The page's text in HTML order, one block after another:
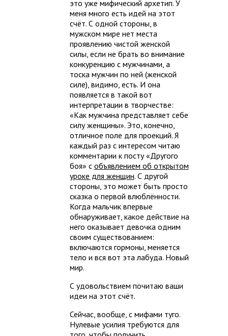
это уже мифический архетип. У
меня много есть идей на этот
счёт. С одной стороны, в
мужском мире нет места
проявлению чистой женской
силы, если не брать во внимание
конкуренцию с мужчинами, а
тоска мужчин по ней (женской
силе), видимо, есть. И она
появляется в такой вот
интерпретации в творчестве:
«Как мужчина представляет себе
силу женщины». Это, конечно,
отличное поле для проекций. Я
каждый раз с интересом читаю
комментарии к посту «Другого
боя» с объявлением об открытом
уроке для женщин. С другой
стороны, это может быть просто
сказка о первой влюблённости.
Когда мальчик впервые
обнаруживает, какое действие на
него оказывает девочка одним
своим существованием:
включаются гормоны, меняется
тело и вся вот эта лабуда. Новый
мир.
С удовольствием почитаю ваши
идеи на этот счёт.
Сейчас, вообще, с мифами туго.
Нулевые усилия требуются для